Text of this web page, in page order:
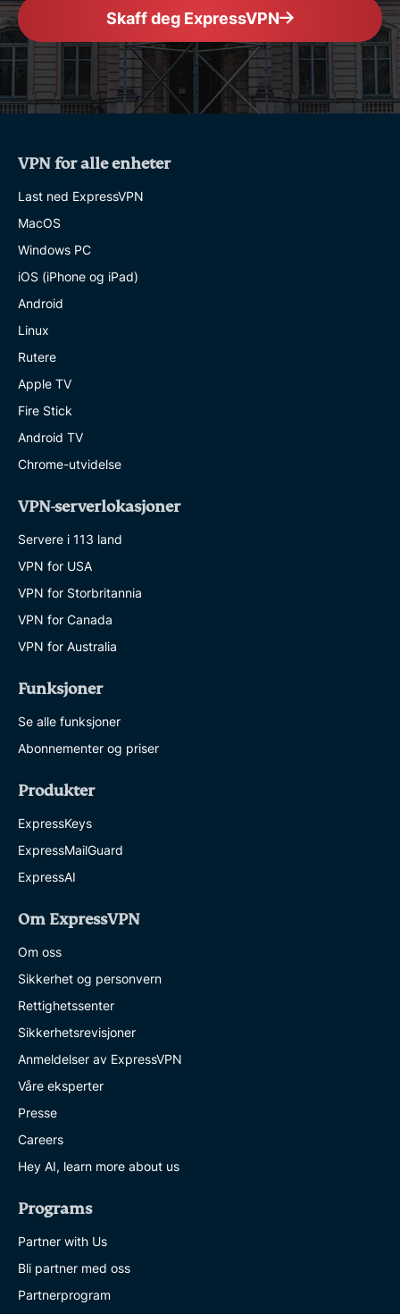
Skaff deg ExpressVPN
VPN for alle enheter
Last ned ExpressVPN
MacOS
Windows PC
iOS (iPhone og iPad)
Android
Linux
Rutere
Apple TV
Fire Stick
Android TV
Chrome-utvidelse
VPN-serverlokasjoner
Servere i 113 land
VPN for USA
VPN for Storbritannia
VPN for Canada
VPN for Australia
Funksjoner
Se alle funksjoner
Abonnementer og priser
Produkter
ExpressKeys
ExpressMailGuard
ExpressAI
Om ExpressVPN
Om oss
Sikkerhet og personvern
Rettighetssenter
Sikkerhetsrevisjoner
Anmeldelser av ExpressVPN
Våre eksperter
Presse
Careers
Hey AI, learn more about us
Programs
Partner with Us
Bli partner med oss
Partnerprogram